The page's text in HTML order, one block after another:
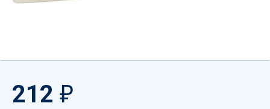
212 ₽